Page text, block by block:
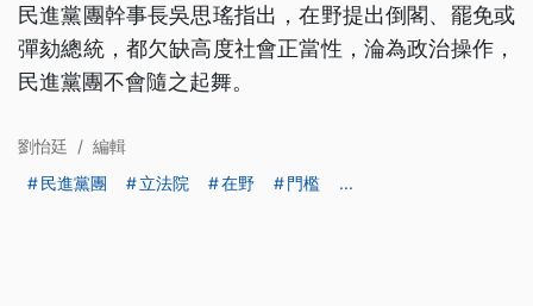
民進黨團幹事長吳思瑤指出，在野提出倒閣、罷免或
彈劾總統，都欠缺高度社會正當性，淪為政治操作，
民進黨團不會隨之起舞。
劉怡廷 / 編輯
民進黨團
立法院 在野 門檻 ...